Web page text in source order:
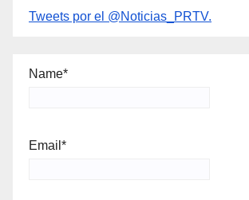
Tweets por el @Noticias_PRTV.
Name*
Email*